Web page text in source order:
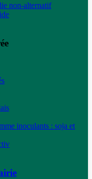
non-alternatif
inoculants : soja et